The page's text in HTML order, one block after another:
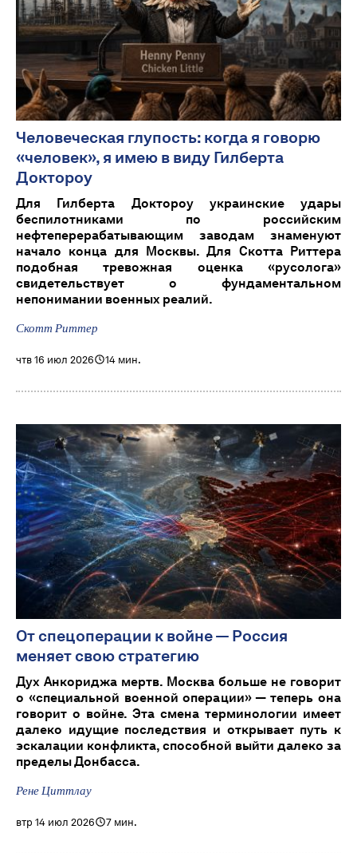
Человеческая глупость: когда я говорю
«человек», я имею в виду Гилберта
Доктороу
Для Гилберта Доктороу украинские удары
беспилотниками по российским
нефтеперерабатывающим заводам знаменуют
начало конца для Москвы. Для Скотта Риттера
подобная тревожная оценка «русолога»
свидетельствует о фундаментальном
непонимании военных реалий.
Скотт Риттер
чтв 16 июл 2026 14 мин.
От спецоперации к войне — Россия
меняет свою стратегию
Дух Анкориджа мертв. Москва больше не говорит
о «специальной военной операции» — теперь она
говорит о войне. Эта смена терминологии имеет
далеко идущие последствия и открывает путь к
эскалации конфликта, способной выйти далеко за
пределы Донбасса.
Рене Циттлау
втр 14 июл 2026 7 мин.